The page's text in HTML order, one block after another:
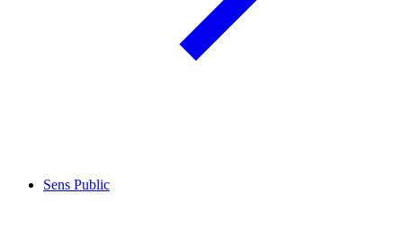
Sens Public